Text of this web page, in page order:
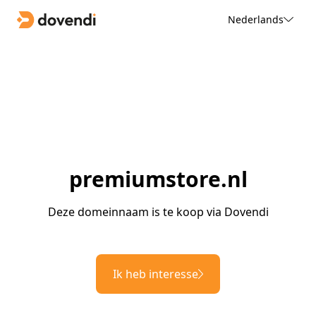
Nederlands
premiumstore.nl
Deze domeinnaam is te koop via Dovendi
Ik heb interesse